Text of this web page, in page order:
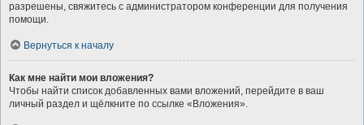
разрешены, свяжитесь с администратором конференции для получения
помощи.
Вернуться к началу
Как мне найти мои вложения?
Чтобы найти список добавленных вами вложений, перейдите в ваш
личный раздел и щёлкните по ссылке «Вложения».